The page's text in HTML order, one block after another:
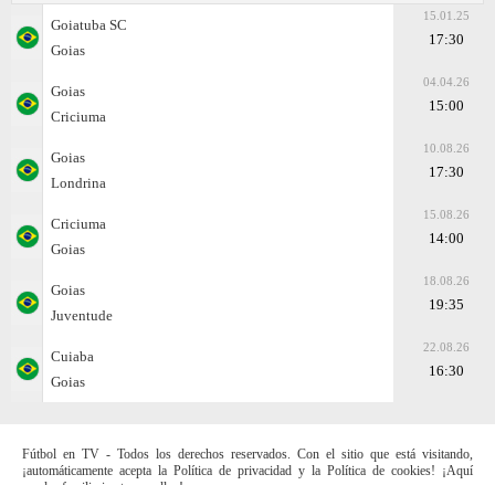
Goiatuba SC
Goias
15.01.25
17:30
Goias
Criciuma
04.04.26
15:00
Goias
Londrina
10.08.26
17:30
Criciuma
Goias
15.08.26
14:00
Goias
Juventude
18.08.26
19:35
Cuiaba
Goias
22.08.26
16:30
Fútbol en TV - Todos los derechos reservados. Con el sitio que está visitando,
¡automáticamente acepta la Política de privacidad y la Política de cookies! ¡Aquí